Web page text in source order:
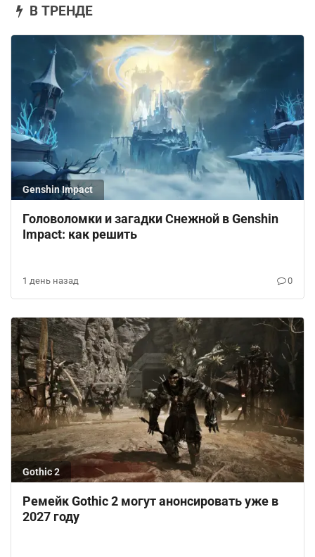
В ТРЕНДЕ
Genshin Impact
Головоломки и загадки Снежной в Genshin
Impact: как решить
1 день назад 0
Gothic 2
Ремейк Gothic 2 могут анонсировать уже в
2027 году